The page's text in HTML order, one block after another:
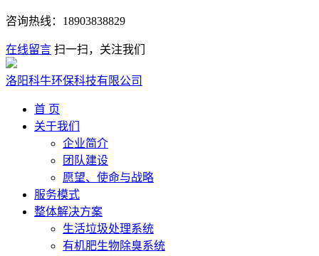
咨询热线： 18903838829
在线留言 扫一扫，关注我们
洛阳科牛环保科技有限公司
首 页
关于我们
企业简介
团队建设
愿望、使命与战略
服务模式
整体解决方案
生活垃圾处理系统
有机肥生物除臭系统